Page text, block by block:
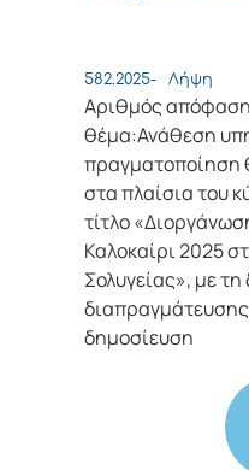
582.2025- Λήψη
Αριθμός
θέμα:Ανάθεση
πραγματοποίηση
στα πλαίσια του
τίτλο
Καλοκαίρι 2025
Σολυγείας», με
δημοσίευση